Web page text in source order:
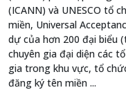
(ICANN) và UNESCO tổ
miền, Universal
dự của hơn 200 đại biểu
chuyên gia đại diện các
gia trong khu vực, tổ
đăng ký tên miền ...